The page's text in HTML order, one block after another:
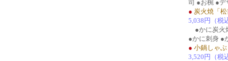
司 ●お椀 ●デ
● 炭火焼「
5,038円（税
●かに炭火
●かに刺身 ●
● 小鍋しゃ
3,520円（税